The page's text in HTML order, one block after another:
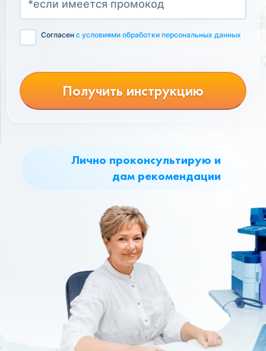
Лично проконсультирую и
дам рекомендации
Согласен с условиями обработки персональных данных
Получить инструкцию